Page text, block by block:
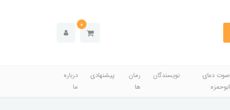
0
صوت دعای
ابوحمزه
نویسندگان
رمان
ها
پیشنهادی
درباره
ما